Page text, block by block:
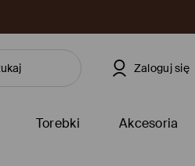
Zaloguj się
Torebki Akcesoria